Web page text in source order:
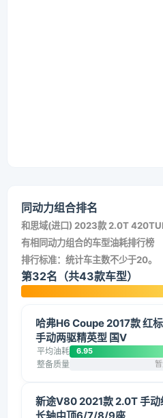
同动力组合排名
和思域(进口) 2023款 2.0T
有相同动力组合的车型油耗排行榜
排行标准：统计车主数不少于20。
第32名（共43款车型）
哈弗H6 Coupe 2017款 红
手动两驱精英型 国V
平均油耗 6.95
整备质量
新途V80 2021款 2.0T 手动